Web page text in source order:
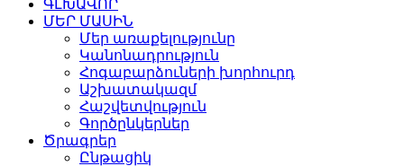
ԳԼԽԱՎՈՐ
ՄԵՐ ՄԱՍԻՆ
Մեր առաքելությունը
Կանոնադրություն
Հոգաբարձուների խորհուրդ
Աշխատակազմ
Հաշվետվություն
Գործընկերներ
Ծրագրեր
Ընթացիկ